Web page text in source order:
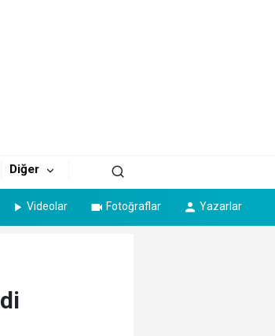
Diğer
Videolar Fotoğraflar Yazarlar